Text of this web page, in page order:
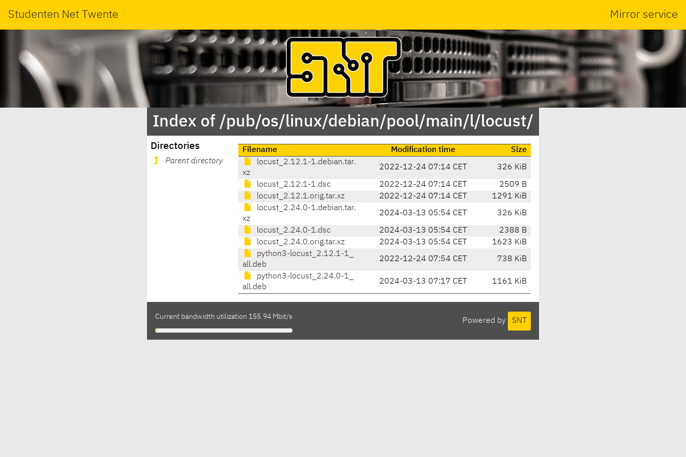
Studenten Net Twente Mirror service
Index of /pub/os/linux/debian/pool/main/l/locust/
Directories
Parent directory
Filename Modification time
Size
locust_2.12.1-1.debian.tar.
xz
2022-12-24 07:14 CET 326 KiB
locust_2.12.1-1.dsc 2022-12-24 07:14 CET
2509 B
locust_2.12.1.orig.tar.xz
2022-12-24 07:14 CET
1291 KiB
locust_2.24.0-1.debian.tar.
xz
2024-03-13 05:54 CET 326 KiB
locust_2.24.0-1.dsc 2024-03-13 05:54 CET
2388 B
locust_2.24.0.orig.tar.xz
2024-03-13 05:54 CET
1623 KiB
python3-locust_2.12.1-1_
all.deb
2022-12-24 07:54 CET 738 KiB
python3-locust_2.24.0-1_
all.deb
2024-03-13 07:17 CET 1161 KiB
Powered by SNT
Current bandwidth utilization 155.94 Mbit/s